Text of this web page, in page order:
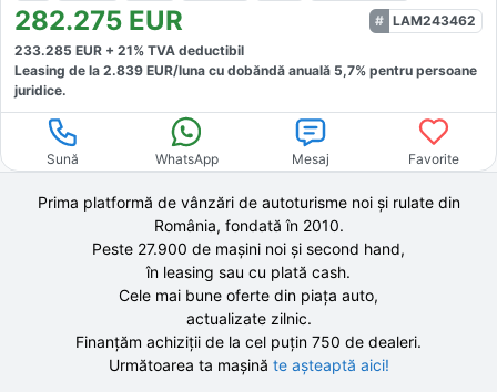
282.275 EUR
LAM243462
233.285 EUR + 21% TVA deductibil
Leasing de la 2.839 EUR/luna cu dobăndă anuală 5,7% pentru persoane
juridice.
Sună WhatsApp Mesaj Favorite
Prima platformă de vânzări de autoturisme noi și rulate din
România, fondată în 2010.
Peste 27.900 de mașini noi și second hand,
în leasing sau cu plată cash.
Cele mai bune oferte din piața auto,
actualizate zilnic.
Finanțăm achiziții de la cel puțin 750 de dealeri.
Următoarea ta mașină te așteaptă aici!